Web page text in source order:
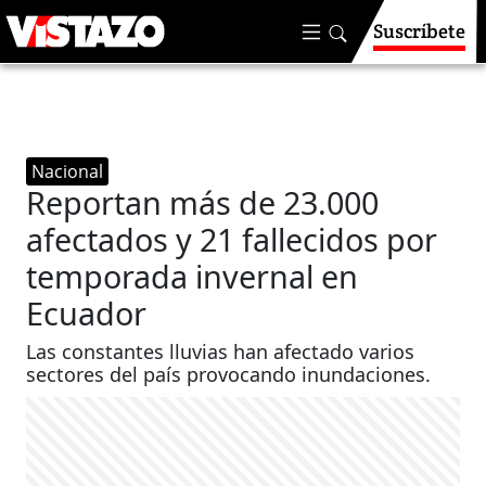
Suscríbete
Nacional
Reportan más de 23.000
afectados y 21 fallecidos por
temporada invernal en
Ecuador
Las constantes lluvias han afectado varios
sectores del país provocando inundaciones.